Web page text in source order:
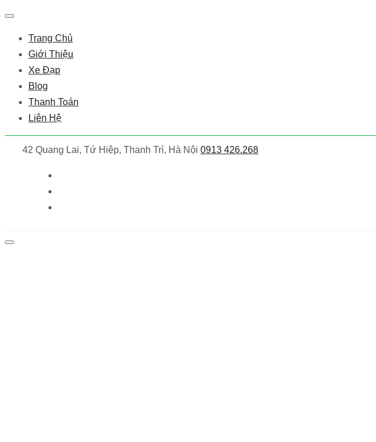
Trang Chủ
Giới Thiệu
Xe Đạp
Blog
Thanh Toán
Liên Hệ
42 Quang Lai, Tứ Hiệp, Thanh Trì, Hà Nội 0913 426.268